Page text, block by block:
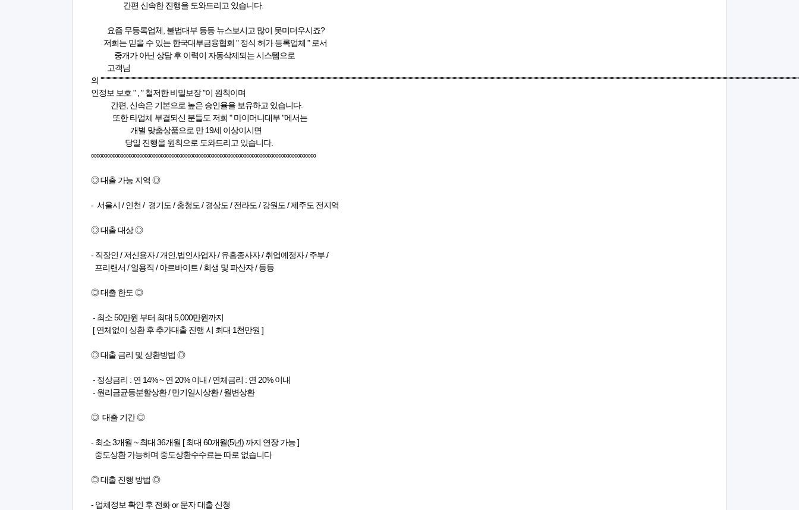
간편 신속한 진행을 도와드리고 있습니다.
요즘 무등록업체, 불법대부 등등 뉴스보시고 많이 못미더우시죠?
저희는 믿을 수 있는 한국대부금융협회 " 정식 허가 등록업체 " 로서
중개가 아닌 상담 후 이력이 자동삭제되는 시스템으로
고객님
의
인정보 보호 " , " 철저한 비밀보장 "이 원칙이며
간편, 신속은 기본으로 높은 승인율을 보유하고 있습니다.
또한 타업체 부결되신 분들도 저희 " 마이머니대부 "에서는
개별 맞춤상품으로 만 19세 이상이시면
당일 진행을 원칙으로 도와드리고 있습니다.
∞∞∞∞∞∞∞∞∞∞∞∞∞∞∞∞∞∞∞∞∞∞∞∞∞∞∞∞∞∞∞∞∞∞∞∞∞∞∞∞∞∞
◎ 대출 가능 지역 ◎
- 서울시 / 인천 / 경기도 / 충청도 / 경상도 / 전라도 / 강원도 / 제주도 전지역
◎ 대출 대상 ◎
- 직장인 / 저신용자 / 개인,법인사업자 / 유흥종사자 / 취업예정자 / 주부 /
프리랜서 / 일용직 / 아르바이트 / 회생 및 파산자 / 등등
◎ 대출 한도 ◎
- 최소 50만원 부터 최대 5,000만원까지
[ 연체없이 상환 후 추가대출 진행 시 최대 1천만원 ]
◎ 대출 금리 및 상환방법 ◎
- 정상금리 : 연 14% ~ 연 20% 이내 / 연체금리 : 연 20% 이내
- 원리금균등분할상환 / 만기일시상환 / 월변상환
◎ 대출 기간 ◎
- 최소 3개월 ~ 최대 36개월 [ 최대 60개월(5년) 까지 연장 가능 ]
중도상환 가능하며 중도상환수수료는 따로 없습니다
◎ 대출 진행 방법 ◎
- 업체정보 확인 후 전화 or 문자 대출 신청